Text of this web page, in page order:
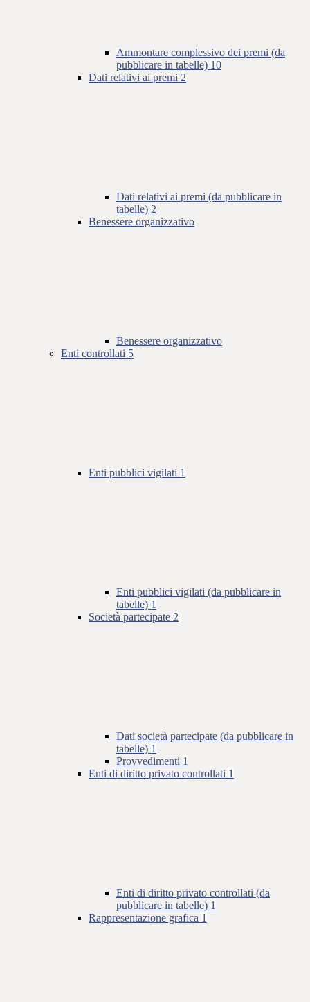
Ammontare complessivo dei premi (da
pubblicare in tabelle) 10
Dati relativi ai premi 2
Dati relativi ai premi (da pubblicare in
tabelle) 2
Benessere organizzativo
Benessere organizzativo
Enti controllati 5
Enti pubblici vigilati 1
Enti pubblici vigilati (da pubblicare in
tabelle) 1
Società partecipate 2
Dati società partecipate (da pubblicare in
tabelle) 1
Provvedimenti 1
Enti di diritto privato controllati 1
Enti di diritto privato controllati (da
pubblicare in tabelle) 1
Rappresentazione grafica 1